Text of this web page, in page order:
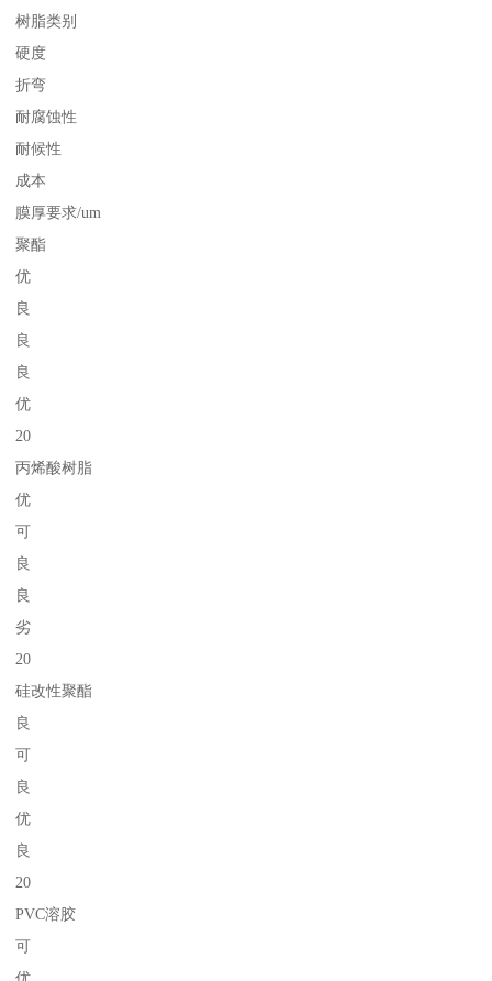
树脂类别
硬度
折弯
耐腐蚀性
耐候性
成本
膜厚要求/um
聚酯
优
良
良
良
优
20
丙烯酸树脂
优
可
良
良
劣
20
硅改性聚酯
良
可
良
优
良
20
PVC溶胶
可